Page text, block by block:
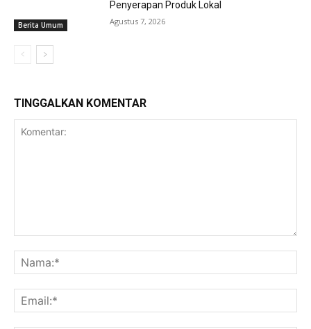
Berita Umum
Penyerapan Produk Lokal
Agustus 7, 2026
TINGGALKAN KOMENTAR